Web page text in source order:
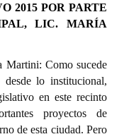
2015 POR PARTE
LIC. MARÍA
Martini: Como sucede
lo institucional,
en este recinto
proyectos de
de esta ciudad. Pero